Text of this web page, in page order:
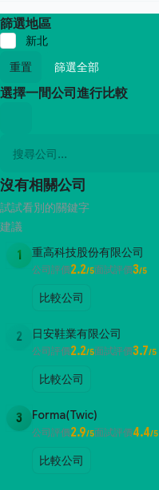
篩選地區
新北
重置
篩選全部
選擇一間公司進行比較
沒有相關公司
試試看別的關鍵字
建議
1 重高科技股份有限公司
公司評價2.2/5面試評價3/5
比較公司
2 日安鞋業有限公司
公司評價2.2/5面試評價3.7/5
比較公司
3 Forma(Twic)
公司評價2.9/5面試評價4.4/5
比較公司